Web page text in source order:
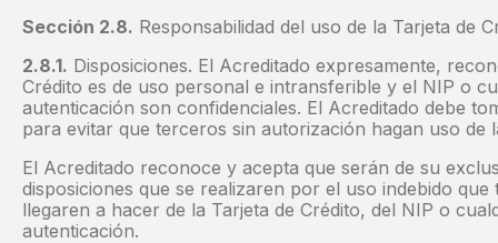
Sección 2.8. Responsabilidad del uso de la Tarjeta de
2.8.1. Disposiciones. El Acreditado expresamente,
Crédito es de uso personal e intransferible y el NIP o
autenticación son confidenciales. El Acreditado debe
para evitar que terceros sin autorización hagan uso de
El Acreditado reconoce y acepta que serán de su
disposiciones que se realizaren por el uso indebido
llegaren a hacer de la Tarjeta de Crédito, del NIP o
autenticación.